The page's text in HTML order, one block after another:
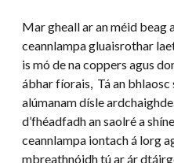
Mar gheall ar an méid beag
ceannlampa gluaisrothar
is mó de na coppers agus
ábhar fíorais, Tá an bhlaosc
alúmanam dísle
d’fhéadfadh an saolré a
ceannlampa iontach á lorg
mbreathnóidh tú ar ár